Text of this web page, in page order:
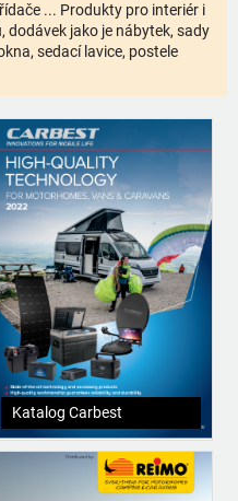
... Produkty pro interiér i
dodávek jako je nábytek, sady
sedací lavice, postele
Katalog Carbest